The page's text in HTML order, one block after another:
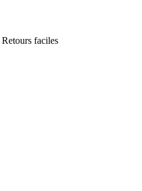
Retours faciles